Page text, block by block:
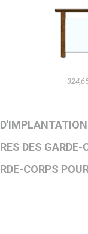
DES GARDE-
CORPS